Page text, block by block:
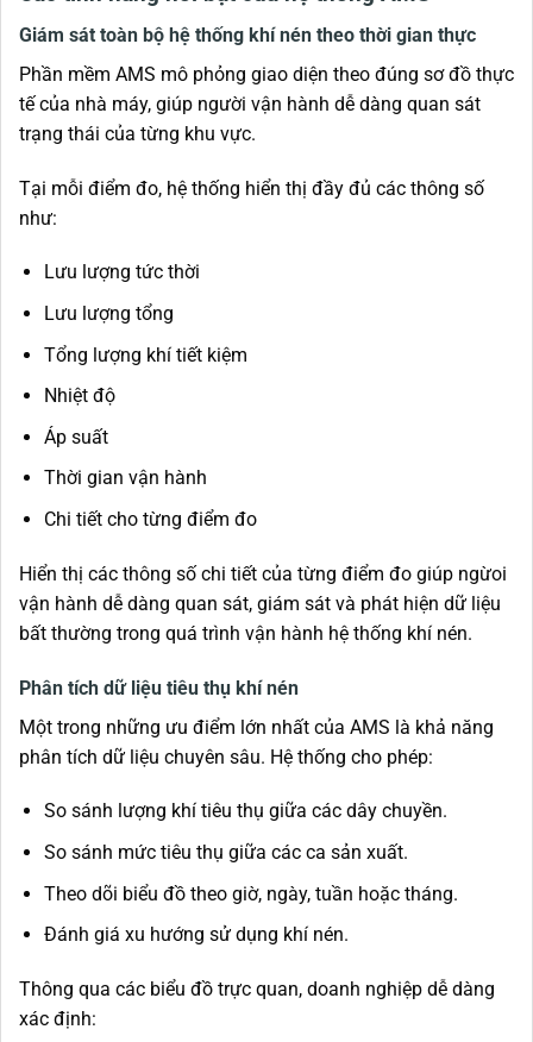
Giám sát toàn bộ hệ thống khí nén theo thời gian thực
Phần mềm AMS mô phỏng giao diện theo đúng sơ đồ thực
tế của nhà máy, giúp người vận hành dễ dàng quan sát
trạng thái của từng khu vực.
Tại mỗi điểm đo, hệ thống hiển thị đầy đủ các thông số
như:
Lưu lượng tức thời
Lưu lượng tổng
Tổng lượng khí tiết kiệm
Nhiệt độ
Áp suất
Thời gian vận hành
Chi tiết cho từng điểm đo
Hiển thị các thông số chi tiết của từng điểm đo giúp ngừoi
vận hành dễ dàng quan sát, giám sát và phát hiện dữ liệu
bất thường trong quá trình vận hành hệ thống khí nén.
Phân tích dữ liệu tiêu thụ khí nén
Một trong những ưu điểm lớn nhất của AMS là khả năng
phân tích dữ liệu chuyên sâu. Hệ thống cho phép:
So sánh lượng khí tiêu thụ giữa các dây chuyền.
So sánh mức tiêu thụ giữa các ca sản xuất.
Theo dõi biểu đồ theo giờ, ngày, tuần hoặc tháng.
Đánh giá xu hướng sử dụng khí nén.
Thông qua các biểu đồ trực quan, doanh nghiệp dễ dàng
xác định: